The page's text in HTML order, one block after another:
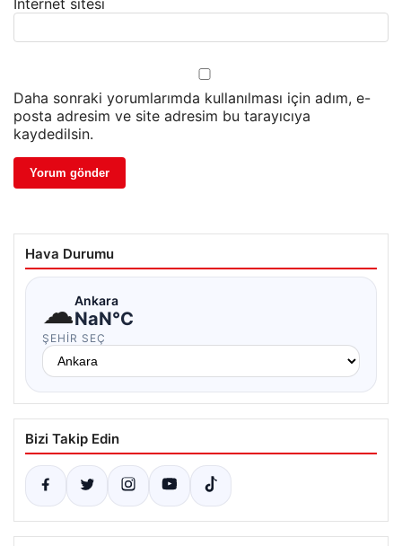
Daha sonraki yorumlarımda kullanılması için adım, e-
posta adresim ve site adresim bu tarayıcıya
kaydedilsin.
Hava Durumu
☁Ankara
NaN°C
ŞEHIR SEÇ
Bizi Takip Edin